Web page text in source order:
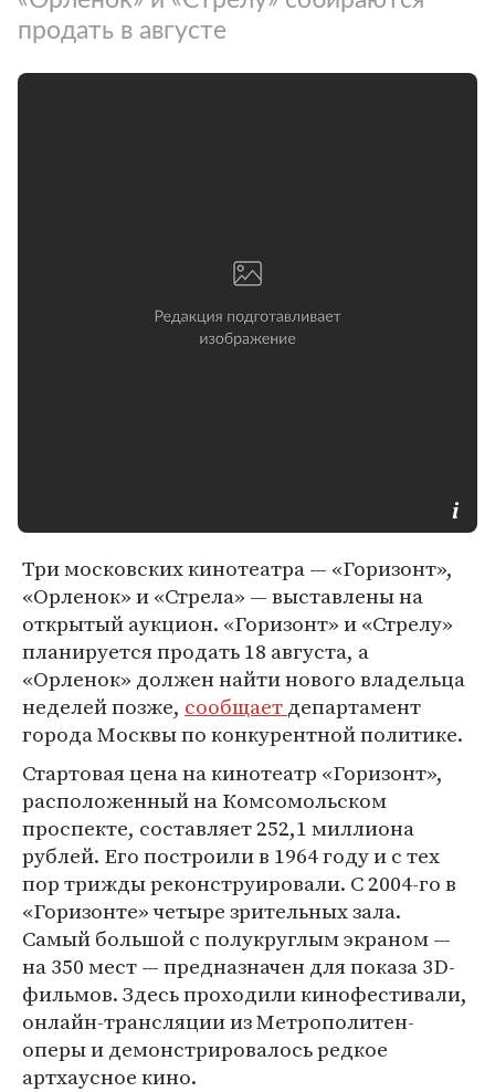
продать в августе
Три московских кинотеатра — «Горизонт»,
«Орленок» и «Стрела» — выставлены на
открытый аукцион. «Горизонт» и «Стрелу»
планируется продать 18 августа, а
«Орленок» должен найти нового владельца
неделей позже, сообщаетдепартамент
города Москвы по конкурентной политике.
Стартовая цена на кинотеатр «Горизонт»,
расположенный на Комсомольском
проспекте, составляет 252,1 миллиона
рублей. Его построили в 1964 году и с тех
пор трижды реконструировали. С 2004-го в
«Горизонте» четыре зрительных зала.
Самый большой с полукруглым экраном —
на 350 мест — предназначен для показа 3D-
фильмов. Здесь проходили кинофестивали,
онлайн-трансляции из Метрополитен-
оперы и демонстрировалось редкое
артхаусное кино.